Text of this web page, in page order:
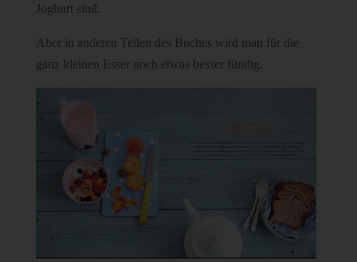
Joghurt sind.
Aber in anderen Teilen des Buches wird man für die
ganz kleinen Esser noch etwas besser fündig.